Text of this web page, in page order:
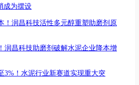
成为摆设
！润昌科技活性多元醇重塑助磨剂原
润昌科技助磨剂破解水泥企业降本增
3%！水泥行业新赛道实现重大突